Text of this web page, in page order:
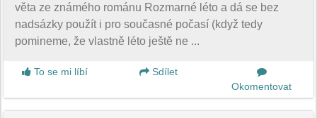
věta ze známého románu Rozmarné léto a dá se bez
nadsázky použít i pro současné počasí (když tedy
pomineme, že vlastně léto ještě ne ...
To se mi líbí
Sdílet
Okomentovat